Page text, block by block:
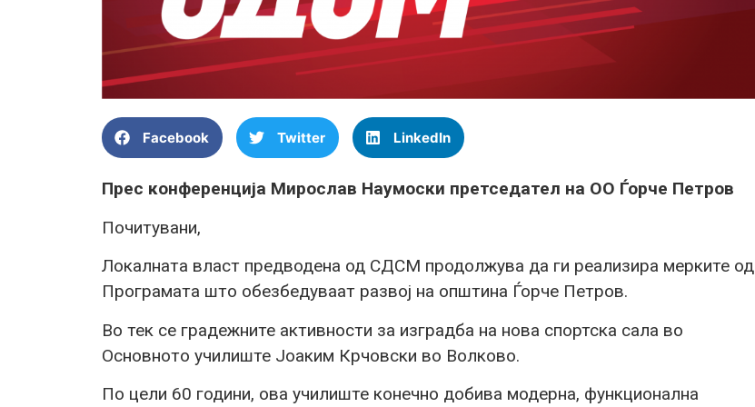
Facebook Twitter LinkedIn
Прес конференција Мирослав Наумоски претседател на ОО Ѓорче Петров
Почитувани,
Локалната власт предводена од СДСМ продолжува да ги реализира мерките од
Програмата што обезбедуваат развој на општина Ѓорче Петров.
Во тек се градежните активности за изградба на нова спортска сала во
Основното училиште Јоаким Крчовски во Волково.
По цели 60 години, ова училиште конечно добива модерна, функционална